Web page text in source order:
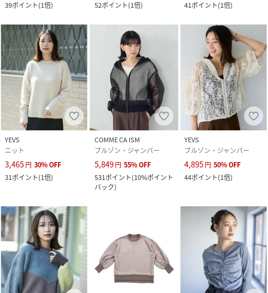
39ポイント(1倍)
52ポイント(1倍)
41ポイント(1倍)
YEVS
ニット
3,465円 30%OFF
31ポイント(1倍)
COMME CA ISM
ブルゾン・ジャンパー
5,849円 55%OFF
531ポイント(10%ポイント
バック)
YEVS
ブルゾン・ジャンパー
4,895円 50%OFF
44ポイント(1倍)